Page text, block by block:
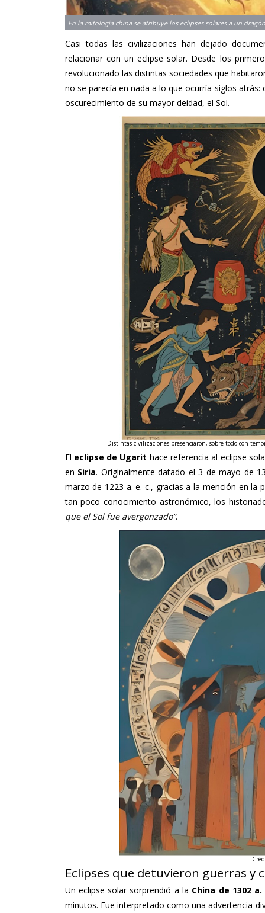
Casi todas las civilizaciones han dejado
relacionar con un eclipse solar. Desde los
revolucionado las distintas sociedades que
no se parecía en nada a lo que ocurría siglos
oscurecimiento de su mayor deidad, el Sol.
"Distintas civilizaciones presenciaron, sobre todo con
El eclipse de Ugarit hace referencia al eclipse
en Siria . Originalmente datado el 3 de mayo de
marzo de 1223 a. e. c., gracias a la mención en la
tan poco conocimiento astronómico, los
que el Sol fue avergonzado”.
Eclipses que detuvieron guerras y
Un eclipse solar sorprendió a la China de 1302 a.
minutos. Fue interpretado como una advertencia